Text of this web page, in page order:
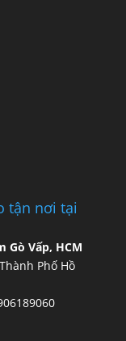
tận nơi tại
Gò Vấp, HCM
Phố Hồ